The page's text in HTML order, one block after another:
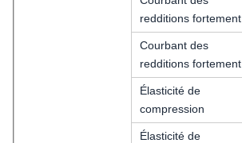
redditions fortement
Courbant des
redditions fortement
Élasticité de
compression
Élasticité de